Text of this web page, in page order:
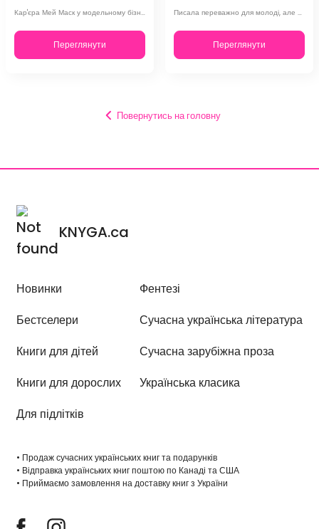
Кар'єра Мей Маск у модельному бізнесі успішно стартувала після того, як вона зд…
Переглянути
Писала переважно для молоді, але восени 2005 року Гільда Гаґеруп опублікувала с…
Переглянути
Повернутись на головну
KNYGA.ca
Новинки
Бестселери
Книги для дітей
Книги для дорослих
Для підлітків
Фентезі
Сучасна українська література
Сучасна зарубіжна проза
Українська класика
• Продаж сучасних українських книг та подарунків
• Відправка українських книг поштою по Канаді та США
• Приймаємо замовлення на доставку книг з України